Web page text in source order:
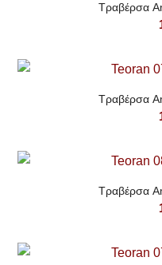
Τραβέρσα
Τραβέρσα
Τραβέρσα